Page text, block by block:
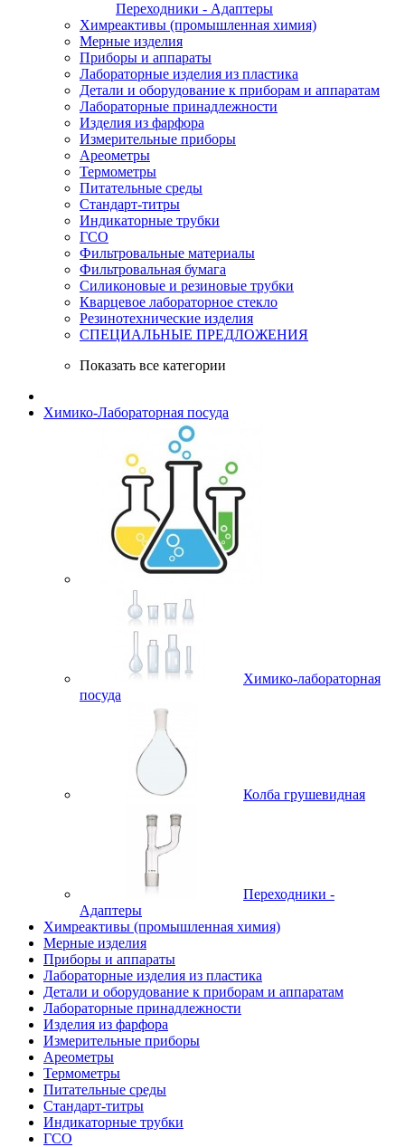
Переходники - Адаптеры
Химреактивы (промышленная химия)
Мерные изделия
Приборы и аппараты
Лабораторные изделия из пластика
Детали и оборудование к приборам и аппаратам
Лабораторные принадлежности
Изделия из фарфора
Измерительные приборы
Ареометры
Термометры
Питательные среды
Стандарт-титры
Индикаторные трубки
ГСО
Фильтровальные материалы
Фильтровальная бумага
Силиконовые и резиновые трубки
Кварцевое лабораторное стекло
Резинотехнические изделия
СПЕЦИАЛЬНЫЕ ПРЕДЛОЖЕНИЯ
Показать все категории
Химико-Лабораторная посуда
Химико-лабораторная
посуда
Колба грушевидная
Переходники -
Адаптеры
Химреактивы (промышленная химия)
Мерные изделия
Приборы и аппараты
Лабораторные изделия из пластика
Детали и оборудование к приборам и аппаратам
Лабораторные принадлежности
Изделия из фарфора
Измерительные приборы
Ареометры
Термометры
Питательные среды
Стандарт-титры
Индикаторные трубки
ГСО